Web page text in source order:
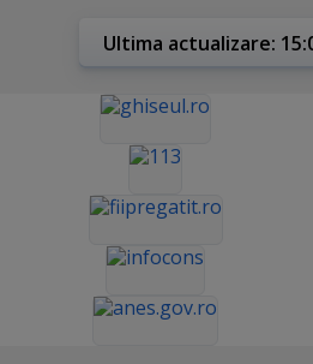
Ultima actualizare: